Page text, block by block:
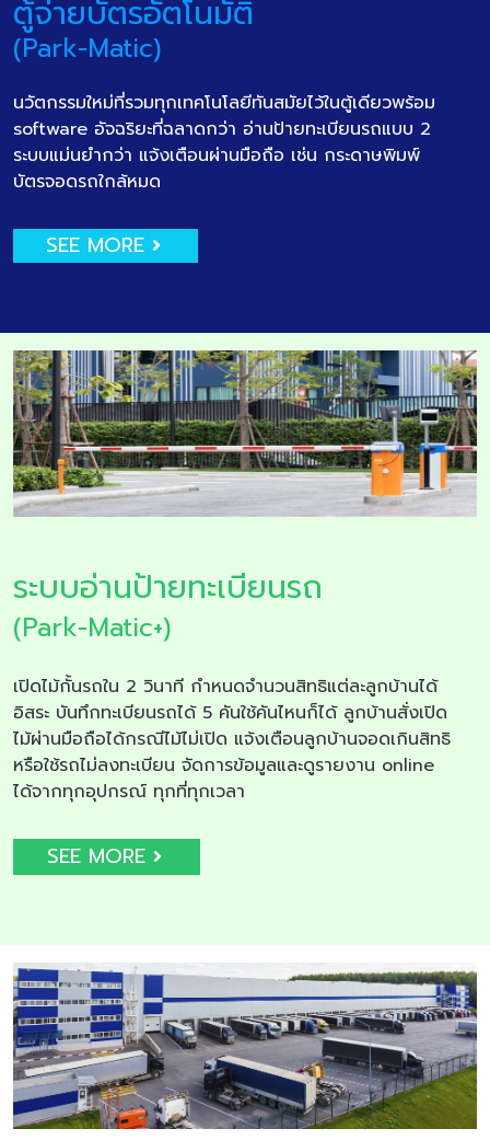
ตู้จ่ายบัตรอัตโนมัติ
(Park-Matic)
นวัตกรรมใหม่ที่รวมทุกเทคโนโลยีทันสมัยไว้ในตู้เดียวพร้อม
software อัจฉริยะที่ฉลาดกว่า อ่านป้ายทะเบียนรถแบบ 2
ระบบแม่นยำกว่า แจ้งเตือนผ่านมือถือ เช่น กระดาษพิมพ์
บัตรจอดรถใกล้หมด
SEE MORE
ระบบอ่านป้ายทะเบียนรถ
(Park-Matic+)
เปิดไม้กั้นรถใน 2 วินาที กำหนดจำนวนสิทธิแต่ละลูกบ้านได้
อิสระ บันทึกทะเบียนรถได้ 5 คันใช้คันไหนก็ได้ ลูกบ้านสั่งเปิด
ไม้ผ่านมือถือได้กรณีไม้ไม่เปิด แจ้งเตือนลูกบ้านจอดเกินสิทธิ
หรือใช้รถไม่ลงทะเบียน จัดการข้อมูลและดูรายงาน online
ได้จากทุกอุปกรณ์ ทุกที่ทุกเวลา
SEE MORE